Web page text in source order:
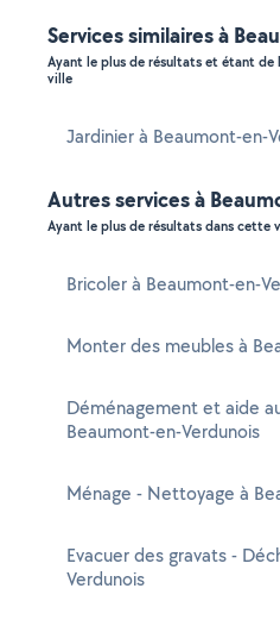
Services similaires à
Ayant le plus de résultats et étant
ville
Jardinier à Beaumont-en-
Autres services à
Ayant le plus de résultats dans cette
Bricoler à Beaumont-en-
Monter des meubles à
Déménagement et aide
Beaumont-en-Verdunois
Ménage - Nettoyage à
Evacuer des gravats -
Verdunois